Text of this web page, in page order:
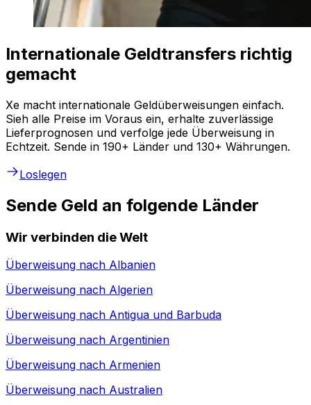
Internationale Geldtransfers richtig
gemacht
Xe macht internationale Geldüberweisungen einfach.
Sieh alle Preise im Voraus ein, erhalte zuverlässige
Lieferprognosen und verfolge jede Überweisung in
Echtzeit. Sende in 190+ Länder und 130+ Währungen.
Loslegen
Sende Geld an folgende Länder
Wir verbinden die Welt
Überweisung nach Albanien
Überweisung nach Algerien
Überweisung nach Antigua und Barbuda
Überweisung nach Argentinien
Überweisung nach Armenien
Überweisung nach Australien